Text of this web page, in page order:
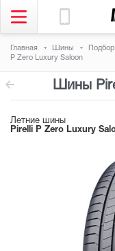
Главная Шины
P Zero Luxury Saloon
Шины
Летние шины
Pirelli P Zero Luxury